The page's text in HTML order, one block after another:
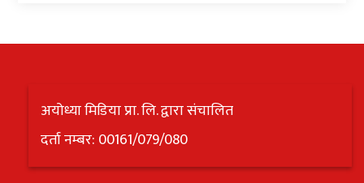
खेलकुद
रोचक
अन्यअयोध्या मिडिया प्रा. लि. द्वारा संचालित
दर्ता नम्बर: 00161/079/080